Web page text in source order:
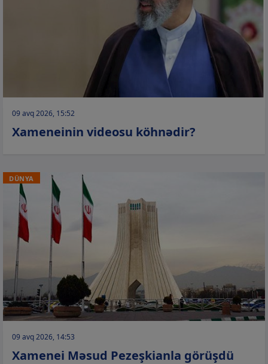
09 avq 2026, 15:52
Xameneinin videosu köhnədir?
DÜNYA
09 avq 2026, 14:53
Xamenei Məsud Pezeşkianla görüşdü